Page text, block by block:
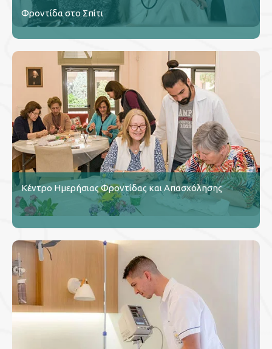
Φροντίδα στο Σπίτι
Κέντρο Ημερήσιας Φροντίδας και Απασχόλησης